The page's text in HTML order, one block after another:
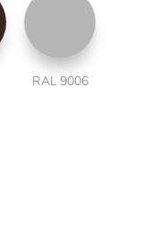
RAL 9006